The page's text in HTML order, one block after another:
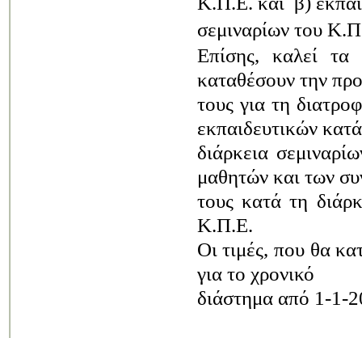
σεμιναρίων του
Επίσης, καλεί τα
καταθέσουν την
τους για τη
εκπαιδευτικών
διάρκεια
μαθητών και των
τους κατά τη
Κ.Π.Ε.
Οι τιμές, που θα
για το χρονικό
διάστημα από 1-1-